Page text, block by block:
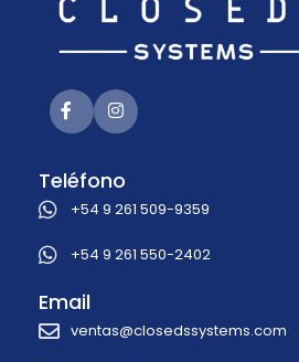
Teléfono
+54 9 261 509-9359
+54 9 261 550-2402
Email
ventas@closedssystems.com